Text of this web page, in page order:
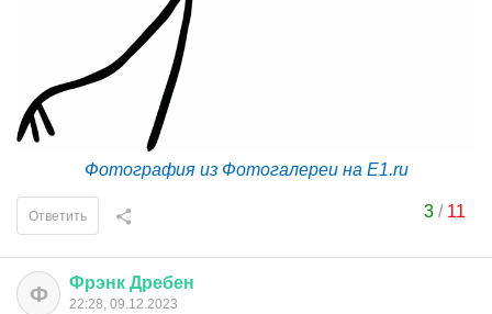
Фотография из Фотогалереи на E1.ru
3/ 11
Ответить
Ф Фрэнк Дребен
22:28, 09.12.2023